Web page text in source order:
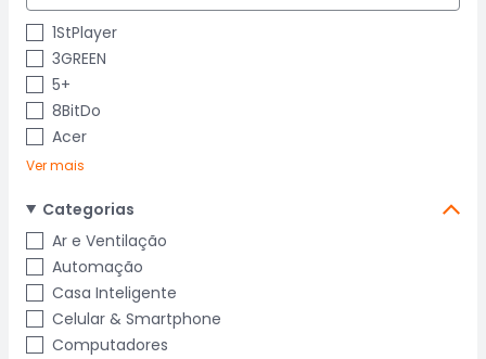
1StPlayer
3GREEN
5+
8BitDo
Acer
Ver mais
Categorias
Ar e Ventilação
Automação
Casa Inteligente
Celular & Smartphone
Computadores